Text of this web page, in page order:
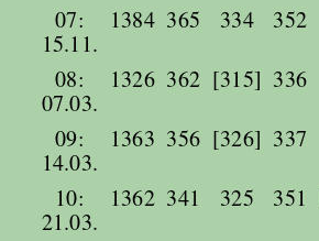
07:
15.11.
1384 365 334 352
08:
07.03.
1326 362 [315] 336
09:
14.03.
1363 356 [326] 337
10:
21.03.
1362 341 325 351